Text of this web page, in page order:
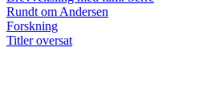
Rundt om Andersen
Forskning
Titler oversat